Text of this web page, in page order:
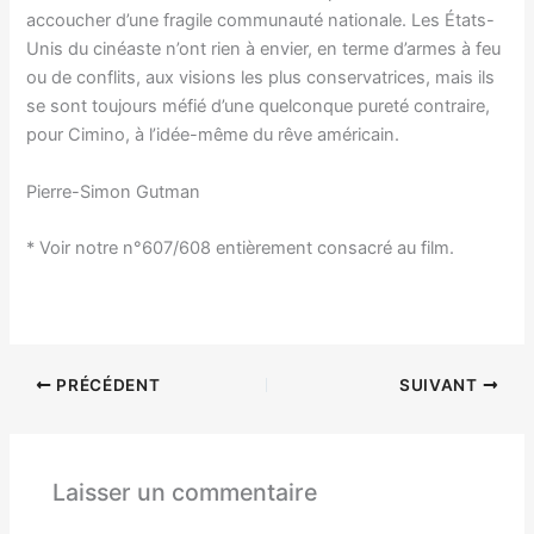
accoucher d’une fragile communauté nationale. Les États-
Unis du cinéaste n’ont rien à envier, en terme d’armes à feu
ou de conflits, aux visions les plus conservatrices, mais ils
se sont toujours méfié d’une quelconque pureté contraire,
pour Cimino, à l’idée-même du rêve américain.
Pierre-Simon Gutman
* Voir notre n°607/608 entièrement consacré au film.
PRÉCÉDENT SUIVANT
Laisser un commentaire